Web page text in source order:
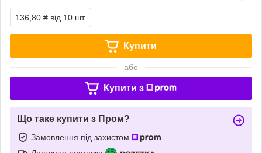
136,80 ₴ від 10 шт.
Купити
або
Купити з
Що таке купити з Пром?
Замовлення під захистом